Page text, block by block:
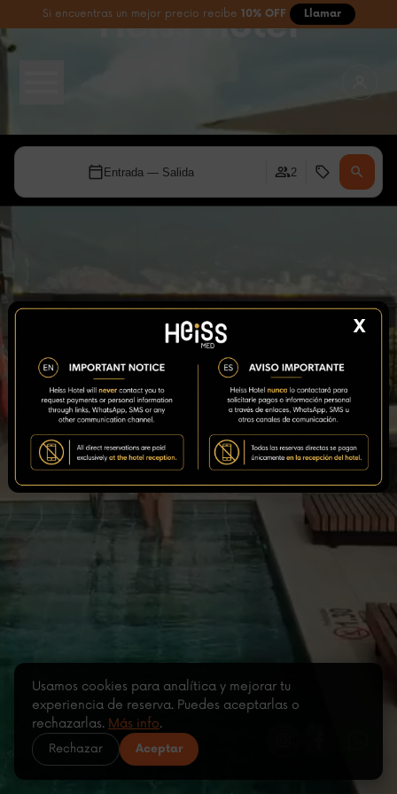
Si encuentras un mejor precio recibe 10% OFF Llamar
Heiss Hotel
Entrada — Salida 2
Usamos cookies para analítica y mejorar tu
experiencia de reserva. Puedes aceptarlas o
rechazarlas. Más info.
Rechazar Aceptar
X